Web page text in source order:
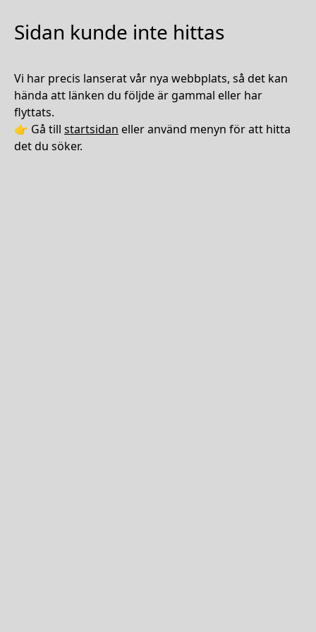
Sidan kunde inte hittas
Vi har precis lanserat vår nya webbplats, så det kan
hända att länken du följde är gammal eller har
flyttats.
👉 Gå till startsidan eller använd menyn för att hitta
det du söker.